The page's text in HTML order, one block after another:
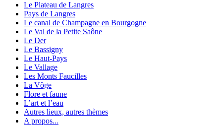
Le Plateau de Langres
Pays de Langres
Le canal de Champagne en Bourgogne
Le Val de la Petite Saône
Le Der
Le Bassigny
Le Haut-Pays
Le Vallage
Les Monts Faucilles
La Vôge
Flore et faune
L’art et l’eau
Autres lieux, autres thèmes
A propos...